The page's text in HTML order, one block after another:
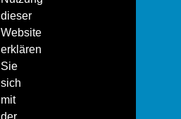
dieser
Website
erklären
Sie
sich
mit
der